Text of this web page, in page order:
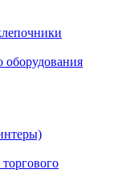
оборудования